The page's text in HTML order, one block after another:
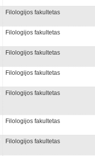
Filologijos fakultetas
Filologijos fakultetas
Filologijos fakultetas
Filologijos fakultetas
Filologijos fakultetas
Filologijos fakultetas
Filologijos fakultetas